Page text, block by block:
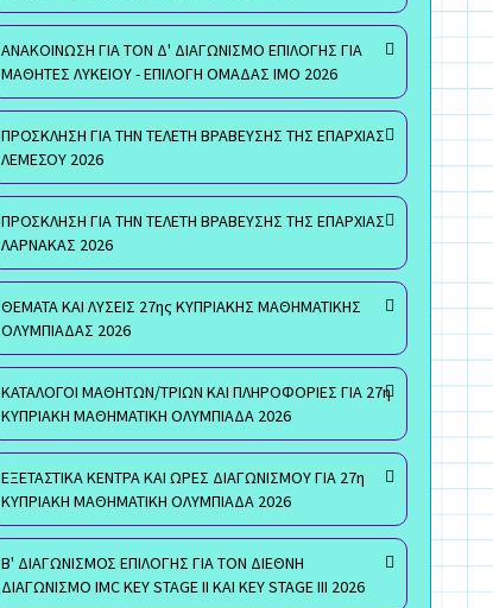
ΑΝΑΚΟΙΝΩΣΗ ΓΙΑ ΤΟΝ Δ' ΔΙΑΓΩΝΙΣΜΟ ΕΠΙΛΟΓΗΣ ΓΙΑ
ΜΑΘΗΤΕΣ ΛΥΚΕΙΟΥ - ΕΠΙΛΟΓΗ ΟΜΑΔΑΣ ΙΜΟ 2026
ΠΡΟΣΚΛΗΣΗ ΓΙΑ ΤΗΝ ΤΕΛΕΤΗ ΒΡΑΒΕΥΣΗΣ ΤΗΣ ΕΠΑΡΧΙΑΣ
ΛΕΜΕΣΟΥ 2026
ΠΡΟΣΚΛΗΣΗ ΓΙΑ ΤΗΝ ΤΕΛΕΤΗ ΒΡΑΒΕΥΣΗΣ ΤΗΣ ΕΠΑΡΧΙΑΣ
ΛΑΡΝΑΚΑΣ 2026
ΘΕΜΑΤΑ ΚΑΙ ΛΥΣΕΙΣ 27ης ΚΥΠΡΙΑΚΗΣ ΜΑΘΗΜΑΤΙΚΗΣ
ΟΛΥΜΠΙΑΔΑΣ 2026
ΚΑΤΑΛΟΓΟΙ ΜΑΘΗΤΩΝ/ΤΡΙΩΝ ΚΑΙ ΠΛΗΡΟΦΟΡΙΕΣ ΓΙΑ 27η
ΚΥΠΡΙΑΚΗ ΜΑΘΗΜΑΤΙΚΗ ΟΛΥΜΠΙΑΔΑ 2026
ΕΞΕΤΑΣΤΙΚΑ ΚΕΝΤΡΑ ΚΑΙ ΩΡΕΣ ΔΙΑΓΩΝΙΣΜΟΥ ΓΙΑ 27η
ΚΥΠΡΙΑΚΗ ΜΑΘΗΜΑΤΙΚΗ ΟΛΥΜΠΙΑΔΑ 2026
Β' ΔΙΑΓΩΝΙΣΜΟΣ ΕΠΙΛΟΓΗΣ ΓΙΑ ΤΟΝ ΔΙΕΘΝΗ
ΔΙΑΓΩΝΙΣΜΟ IMC KEY STAGE II ΚΑΙ KEY STAGE III 2026